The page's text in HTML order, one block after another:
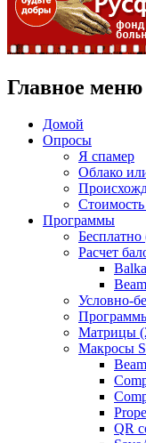
Главное меню
Домой
Опросы
Я спамер
Облако
Программы
Бесплатно
Расчет
Balka
Beam
Условно-
Матрицы
Макросы
QR